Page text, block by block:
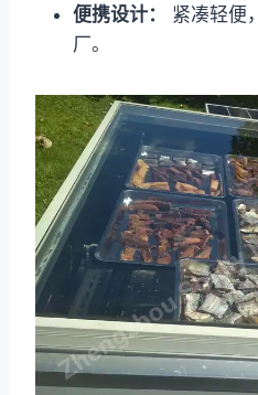
便携设计：
紧凑轻便
厂。